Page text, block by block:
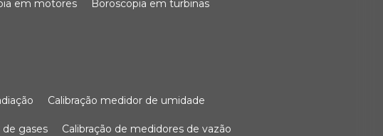
em motores boroscopia em turbinas
calibração medidor de umidade
de gases calibração de medidores de vazão